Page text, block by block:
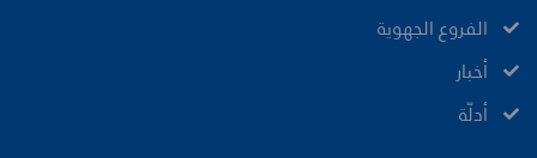
الفروع الجهوية
ﺃﺧﺒﺎﺭ
أدلّة